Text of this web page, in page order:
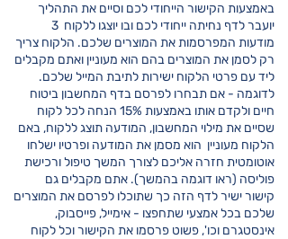
באמצעות הקישור הייחודי לכם וסיים את התהליך
יועבר לדף נחיתה ייחודי לכם ובו יוצגו ללקוח 3
מודעות המפרסמות את המוצרים שלכם. הלקוח צריך
רק לסמן את המוצרים בהם הוא מעוניין ואתם מקבלים
ליד עם פרטי הלקוח ישירות לתיבת המייל שלכם.
לדוגמה - אם תבחרו לפרסם בדף המחשבון ביטוח
חיים ולקדם אותו באמצעות 15% הנחה לכל לקוח
שסיים את מילוי המחשבון, המודעה תוצג ללקוח, באם
הלקוח מעוניין הוא מסמן את המודעה ופרטיו ישלחו
אוטומטית חזרה אליכם לצורך המשך טיפול ורכישת
פוליסה (ראו דוגמה בהמשך). אתם מקבלים גם
קישור ישיר לדף הזה כך שתוכלו לפרסם את המוצרים
שלכם בכל אמצעי שתחפצו - אימייל, פייסבוק,
אינסטגרם וכו', פשוט פרסמו את הקישור וכל לקוח